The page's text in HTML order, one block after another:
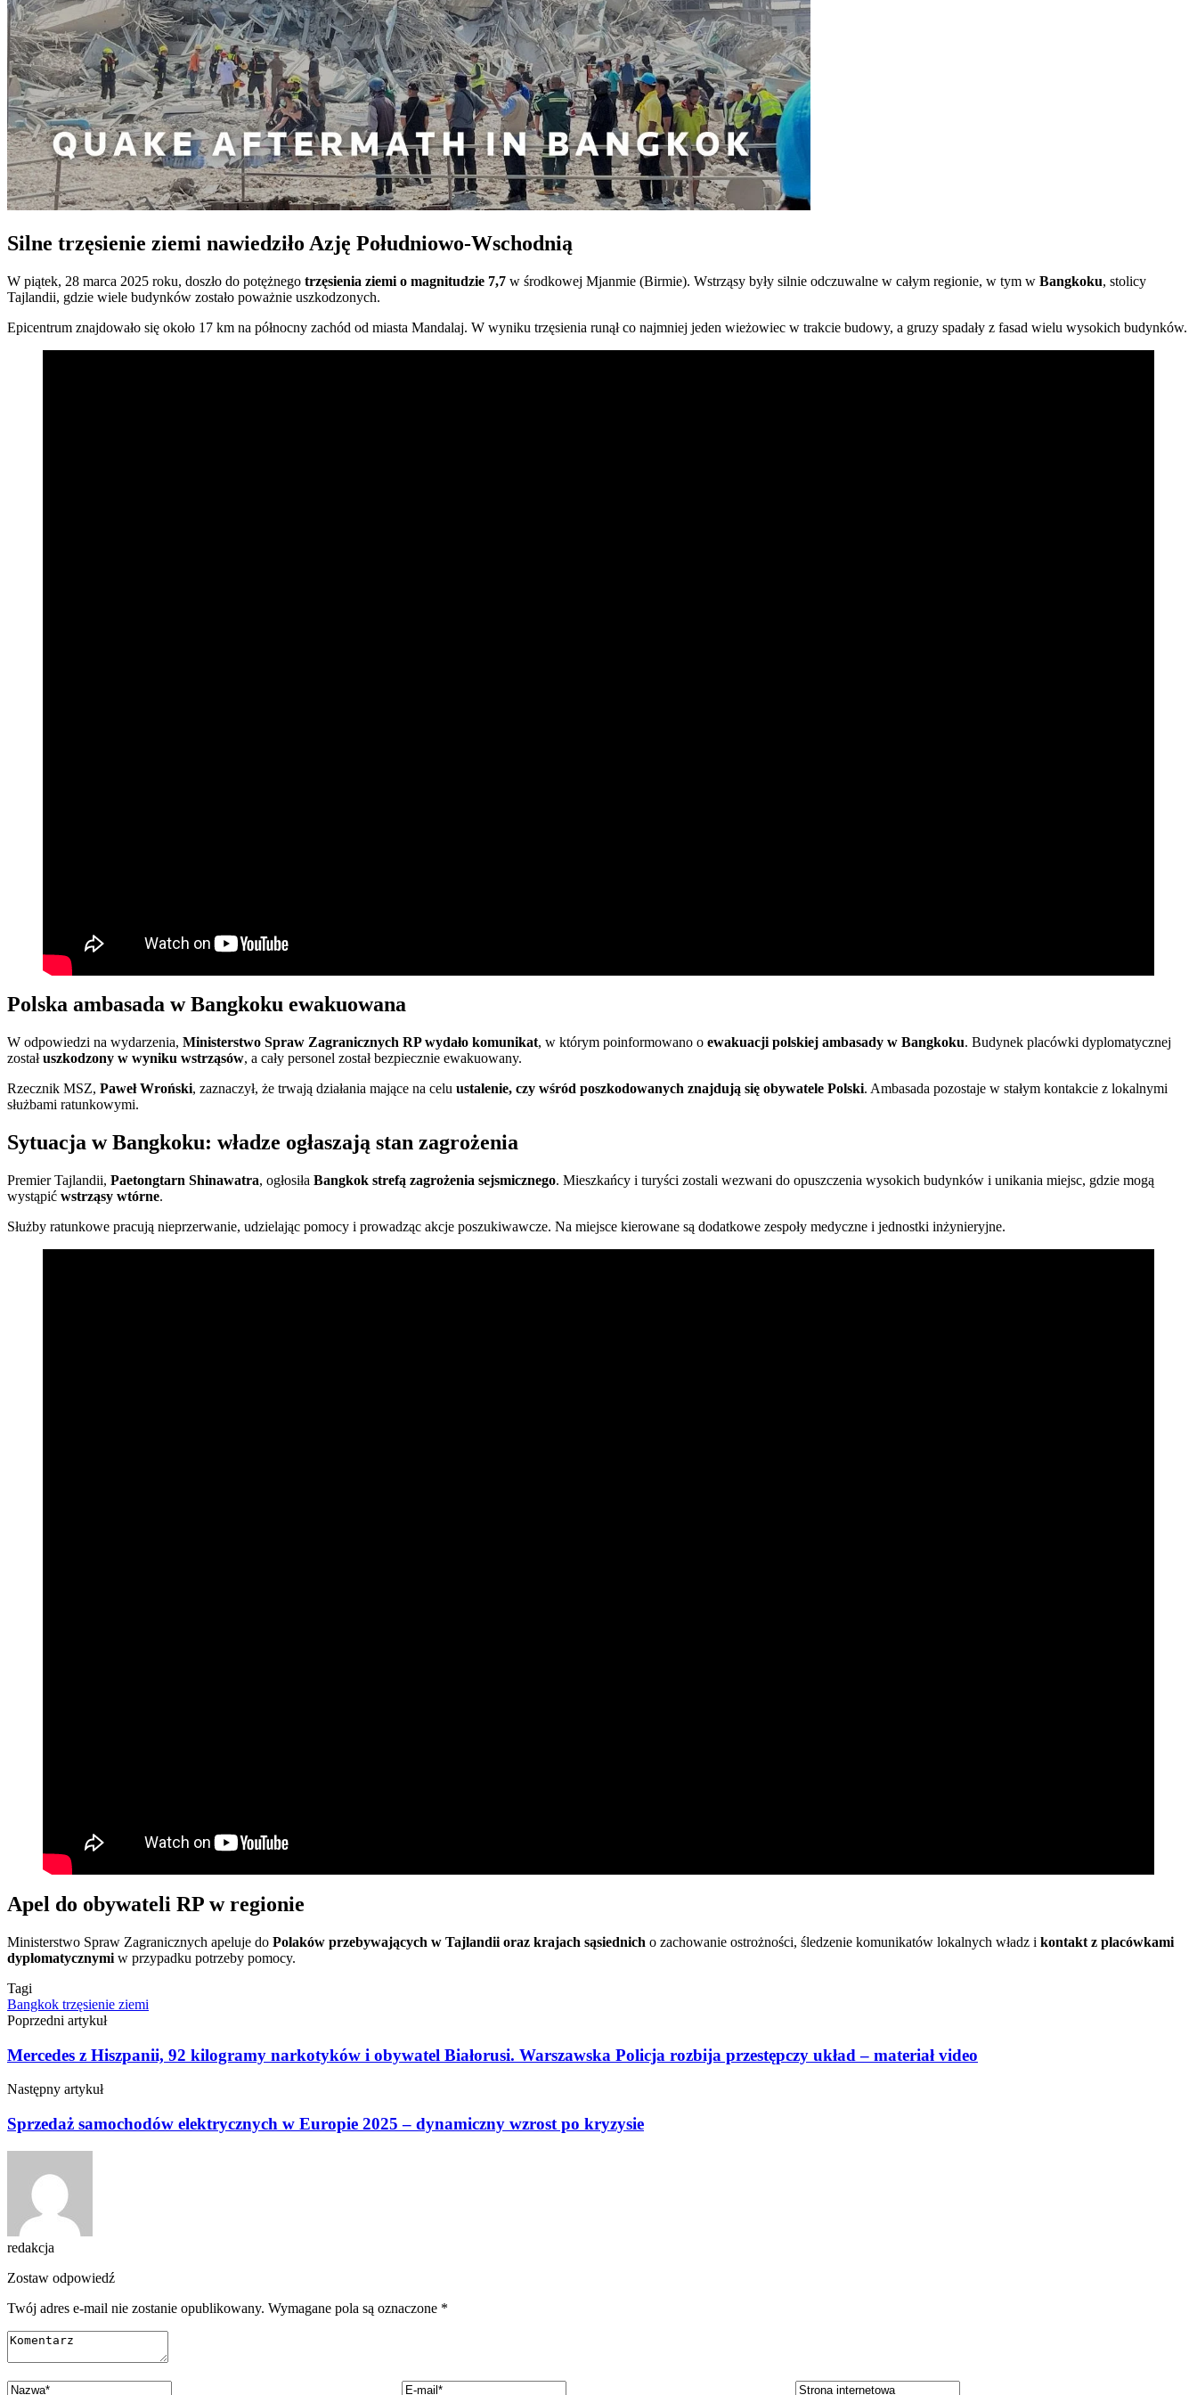
Silne trzęsienie ziemi nawiedziło Azję Południowo-Wschodnią
W piątek, 28 marca 2025 roku, doszło do potężnego trzęsienia ziemi o magnitudzie 7,7 w środkowej Mjanmie (Birmie). Wstrząsy były silnie odczuwalne w całym regionie, w tym w Bangkoku, stolicy
Tajlandii, gdzie wiele budynków zostało poważnie uszkodzonych.
Epicentrum znajdowało się około 17 km na północny zachód od miasta Mandalaj. W wyniku trzęsienia runął co najmniej jeden wieżowiec w trakcie budowy, a gruzy spadały z fasad wielu wysokich budynków.
Polska ambasada w Bangkoku ewakuowana
W odpowiedzi na wydarzenia, Ministerstwo Spraw Zagranicznych RP wydało komunikat, w którym poinformowano o ewakuacji polskiej ambasady w Bangkoku. Budynek placówki dyplomatycznej
zostałuszkodzony w wyniku wstrząsów, a cały personel został bezpiecznie ewakuowany.
Rzecznik MSZ, Paweł Wroński, zaznaczył, że trwają działania mające na celu ustalenie, czy wśród poszkodowanych znajdują się obywatele Polski. Ambasada pozostaje w stałym kontakcie z lokalnymi
służbami ratunkowymi.
Sytuacja w Bangkoku: władze ogłaszają stan zagrożenia
Premier Tajlandii, Paetongtarn Shinawatra, ogłosiła Bangkok strefą zagrożenia sejsmicznego. Mieszkańcy i turyści zostali wezwani do opuszczenia wysokich budynków i unikania miejsc, gdzie mogą
wystąpić wstrząsy wtórne.
Służby ratunkowe pracują nieprzerwanie, udzielając pomocy i prowadząc akcje poszukiwawcze. Na miejsce kierowane są dodatkowe zespoły medyczne i jednostki inżynieryjne.
Apel do obywateli RP w regionie
Ministerstwo Spraw Zagranicznych apeluje do Polaków przebywających w Tajlandii oraz krajach sąsiednich o zachowanie ostrożności, śledzenie komunikatów lokalnych władz i kontakt z placówkami
dyplomatycznymi w przypadku potrzeby pomocy.
Tagi
Bangkok trzęsienie ziemi
Poprzedni artykuł
Mercedes z Hiszpanii, 92 kilogramy narkotyków i obywatel Białorusi. Warszawska Policja rozbija przestępczy układ – materiał video
Następny artykuł
Sprzedaż samochodów elektrycznych w Europie 2025 – dynamiczny wzrost po kryzysie
redakcja
Zostaw odpowiedź
Twój adres e-mail nie zostanie opublikowany. Wymagane pola są oznaczone *